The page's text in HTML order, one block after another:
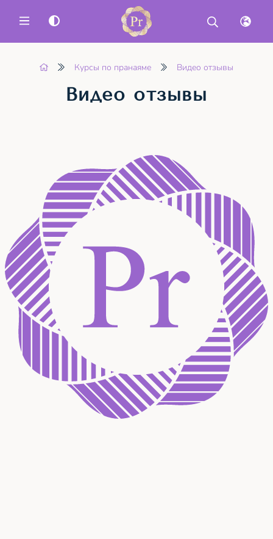
MENU
Курсы по пранаяме Видео отзывы
Видео отзывы